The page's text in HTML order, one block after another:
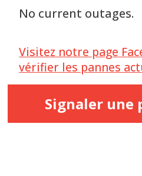
No current outages.
Visitez notre page
vérifier les pannes
Signaler une